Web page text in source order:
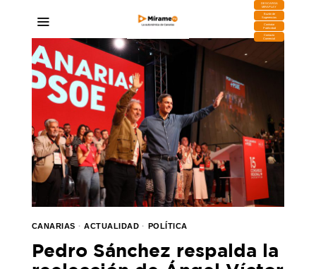
DESCARGA
MIRAPLAY
Buzón de
Sugerencias
Contratar
Publicidad
Contacto
Comercial
CANARIAS · ACTUALIDAD · POLÍTICA
Pedro Sánchez respalda la